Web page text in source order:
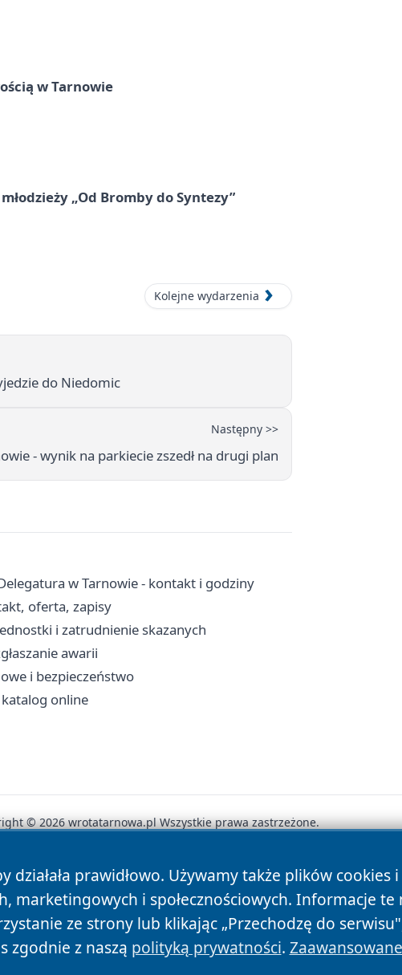
w Tarnowie
„Od Bromby do Syntezy”
Kolejne wydarzenia
do Niedomic
Następny >>
- wynik na parkiecie zszedł na drugi plan
w Tarnowie - kontakt i godziny
oferta, zapisy
i zatrudnienie skazanych
awarii
i bezpieczeństwo
online
działała prawidłowo. Używamy także plików
marketingowych i społecznościowych. Informacje
ze strony lub klikając „Przechodzę do
zgodnie z naszą polityką prywatności.
© 2026 wrotatarnowa.pl Wszystkie prawa zastrzeżone.
Autorzy Polityka Prywatności Polityka Cookies